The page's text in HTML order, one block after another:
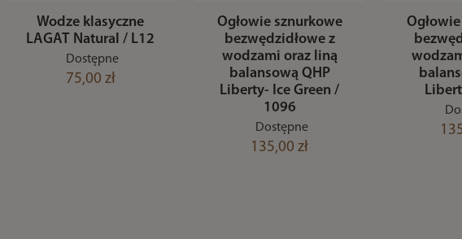
Wodze klasyczne
LAGAT Natural / L12
Dostępne
75,00 zł
Ogłowie sznurkowe
bezwędzidłowe z
wodzami oraz liną
balansową QHP
Liberty- Ice Green /
1096
Dostępne
135,00 zł